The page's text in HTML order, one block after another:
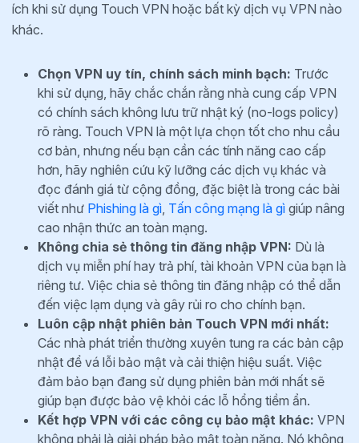
ích khi sử dụng Touch VPN hoặc bất kỳ dịch vụ VPN nào
khác.
Chọn VPN uy tín, chính sách minh bạch: Trước
khi sử dụng, hãy chắc chắn rằng nhà cung cấp VPN
có chính sách không lưu trữ nhật ký (no-logs policy)
rõ ràng. Touch VPN là một lựa chọn tốt cho nhu cầu
cơ bản, nhưng nếu bạn cần các tính năng cao cấp
hơn, hãy nghiên cứu kỹ lưỡng các dịch vụ khác và
đọc đánh giá từ cộng đồng, đặc biệt là trong các bài
viết như Phishing là gì, Tấn công mạng là gì giúp nâng
cao nhận thức an toàn mạng.
Không chia sẻ thông tin đăng nhập VPN: Dù là
dịch vụ miễn phí hay trả phí, tài khoản VPN của bạn là
riêng tư. Việc chia sẻ thông tin đăng nhập có thể dẫn
đến việc lạm dụng và gây rủi ro cho chính bạn.
Luôn cập nhật phiên bản Touch VPN mới nhất:
Các nhà phát triển thường xuyên tung ra các bản cập
nhật để vá lỗi bảo mật và cải thiện hiệu suất. Việc
đảm bảo bạn đang sử dụng phiên bản mới nhất sẽ
giúp bạn được bảo vệ khỏi các lỗ hổng tiềm ẩn.
Kết hợp VPN với các công cụ bảo mật khác: VPN
không phải là giải pháp bảo mật toàn năng. Nó không